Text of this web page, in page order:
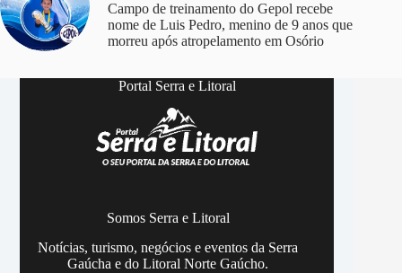
Campo de treinamento do Gepol recebe
nome de Luis Pedro, menino de 9 anos que
morreu após atropelamento em Osório
Portal Serra e Litoral
Somos Serra e Litoral
Notícias, turismo, negócios e eventos da Serra
Gaúcha e do Litoral Norte Gaúcho.